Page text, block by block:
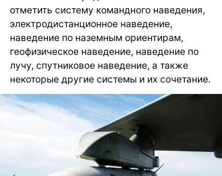
отметить систему командного наведения,
электродистанционное наведение,
наведение по наземным ориентирам,
геофизическое наведение, наведение по
лучу, спутниковое наведение, а также
некоторые другие системы и их сочетание.